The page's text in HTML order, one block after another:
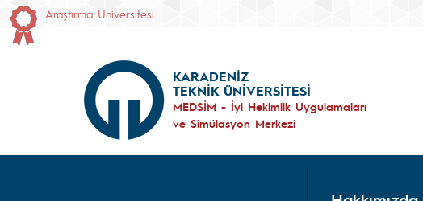
Araştırma Üniversitesi
KARADENİZ
TEKNİK ÜNİVERSİTESİ
MEDSİM - İyi Hekimlik Uygulamaları
ve Simülasyon Merkezi